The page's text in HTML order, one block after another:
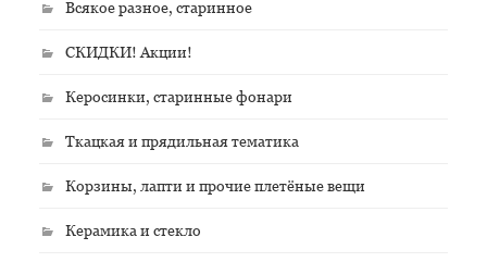
Всякое разное, старинное
СКИДКИ! Акции!
Керосинки, старинные фонари
Ткацкая и прядильная тематика
Корзины, лапти и прочие плетёные вещи
Керамика и стекло